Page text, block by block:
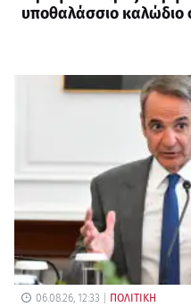
υποθαλάσσιο καλώδιο
06.08.26, 12:33 ΠΟΛΙΤΙΚΗ